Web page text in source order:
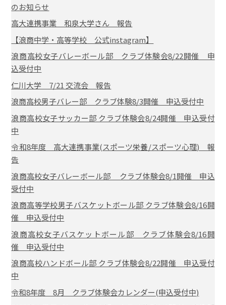
のお知らせ
高大連携事業 和泉大学さん 報告
【浪商中学・高等学校 公式instagram】
浪商高校女子バレーボール部 クラブ体験会8/22開催 申
込受付中
仁川大学 7/21 交流会 報告
浪商高校男子バレー部 クラブ体験8/3開催 申込受付中
浪商高校女子サッカー部 クラブ体験会8/24開催 申込受付
中
令和8年度 高大連携事業(スポーツ栄養/スポーツ心理) 報
告
浪商高校女子バレーボール部 クラブ体験会8/1開催 申込
受付中
浪商高等学校男子バスケットボール部 クラブ体験会8/16開
催 申込受付中
浪商高校女子バスケットボール部 クラブ体験会8/16開
催 申込受付中
浪商高校ハンドボール部 クラブ体験会8/22開催 申込受付
中
令和8年度 8月 クラブ体験会カレンダー(申込受付中)